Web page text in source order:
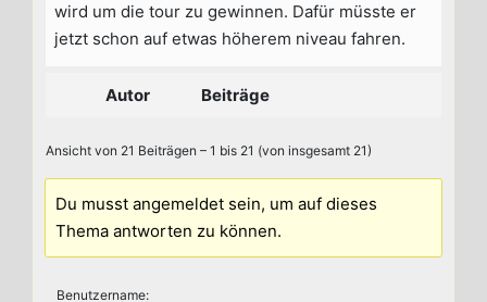
wird um die tour zu gewinnen. Dafür müsste er
jetzt schon auf etwas höherem niveau fahren.
Autor Beiträge
Ansicht von 21 Beiträgen – 1 bis 21 (von insgesamt 21)
Du musst angemeldet sein, um auf dieses
Thema antworten zu können.
Benutzername: